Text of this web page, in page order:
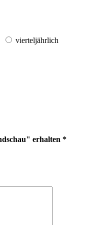
vierteljährlich
erhalten *